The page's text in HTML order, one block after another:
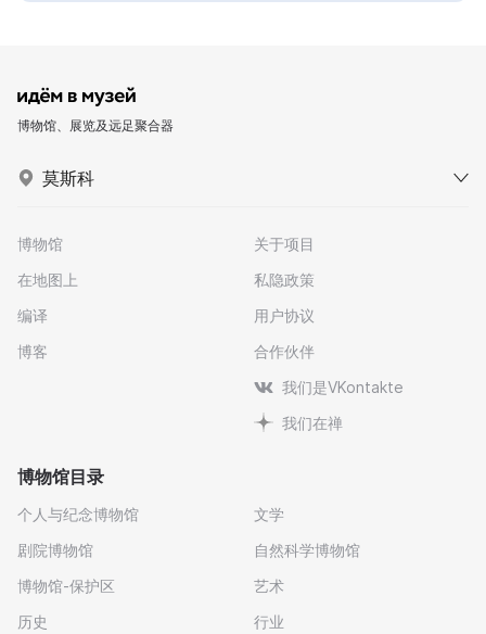
博物馆、展览及远足聚合器
莫斯科
博物馆
在地图上
编译
博客
关于项目
私隐政策
用户协议
合作伙伴
我们是VKontakte
我们在禅
博物馆目录
个人与纪念博物馆
剧院博物馆
博物馆-保护区
历史
文学
自然科学博物馆
艺术
行业